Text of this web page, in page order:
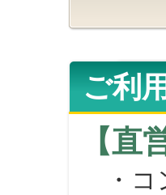
ご利
【直
・コ